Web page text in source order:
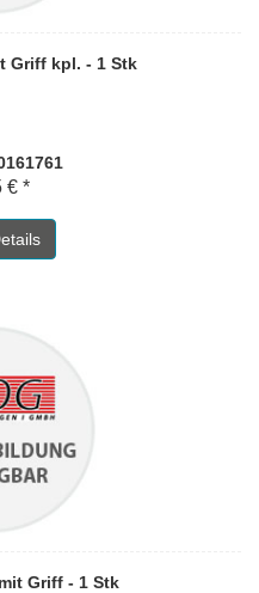
Griff kpl. - 1 Stk
€ *
Griff - 1 Stk